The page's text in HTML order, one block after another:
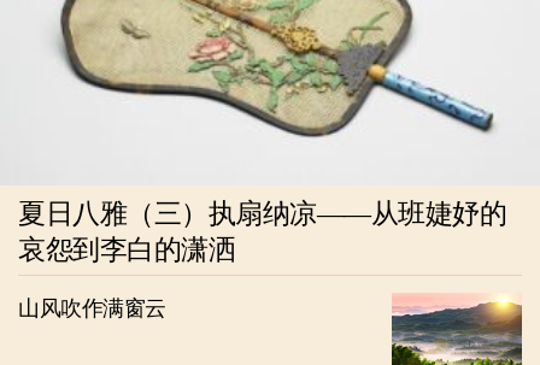
夏日八雅（三）执扇纳凉——从班婕妤的
哀怨到李白的潇洒
山风吹作满窗云